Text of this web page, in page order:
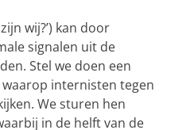
wij?’) kan door
signalen uit de
Stel we doen een
internisten tegen
We sturen hen
in de helft van de